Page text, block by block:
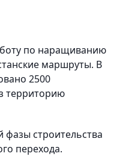
по наращиванию
маршруты. В
2500
территорию
фазы строительства
перехода.